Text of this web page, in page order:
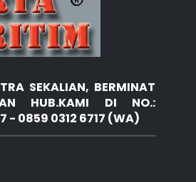
SEKALIAN, BERMINAT
HUB.KAMI DI NO.:
- 0859 0312 6717 (WA)